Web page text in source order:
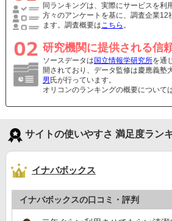
同ランキングは、実際にサービスを利
方々のアンケートを基に、調査企業12
ます。調査概要はこちら 。
研究機関に提供される信
ソースデータは 国立情報学研究所を通
開されており、データ監修は慶應義塾
男 氏が行っています。
オリコンのランキングの概要について
サイトの使いやすさ 満足度ラン
イナバボックス
イナバボックスの口コミ・評判